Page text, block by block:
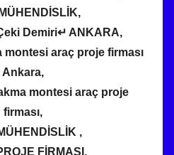
Demiri↵ ANKARA,
araç proje firması
Ankara,
montesi araç proje
firması,
,
FİRMASI,